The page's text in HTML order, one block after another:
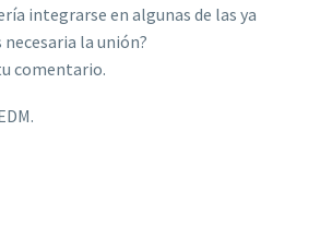
integrarse en algunas de las ya
necesaria la unión?
comentario.